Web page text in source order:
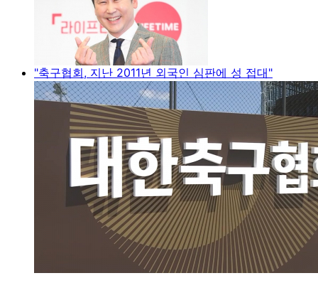
"축구협회, 지난 2011년 외국인 심판에 성 접대"